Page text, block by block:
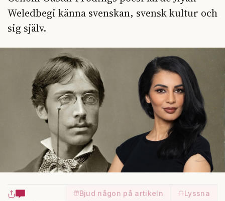
Weledbegi känna svenskan, svensk kultur och
sig själv.
Bjud någon på artikeln
Lyssna